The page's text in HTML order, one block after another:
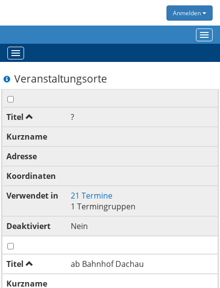
Anmelden
Toggle
navigation
Veranstaltungsorte
Titel
?
Kurzname
Adresse
Koordinaten
Verwendet in
21 Termine
1 Termingruppen
Deaktiviert
Nein
Titel
ab Bahnhof Dachau
Kurzname